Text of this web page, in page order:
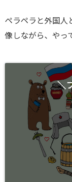
ペラペラと外国人
像しながら、やっ
＼